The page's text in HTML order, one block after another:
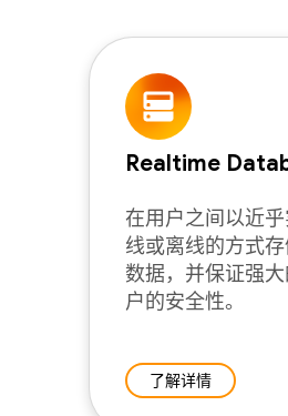
Realtime
在用户之间以近
线或离线的方式
数据，并保证强
户的安全性。
了解详情